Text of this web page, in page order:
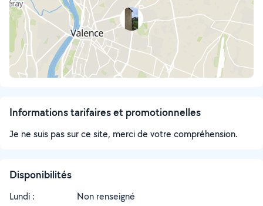
Informations tarifaires et promotionnelles
Je ne suis pas sur ce site, merci de votre compréhension.
Disponibilités
Lundi :
Non renseigné